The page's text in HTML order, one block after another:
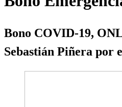
Bono COVID-19,
Sebastián Piñera por